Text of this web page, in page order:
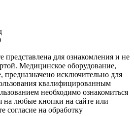
представлена для ознакомления и не
Медицинское оборудование,
предназначено исключительно для
квалифицированным
необходимо ознакомиться
на любые кнопки на сайте или
согласие на обработку